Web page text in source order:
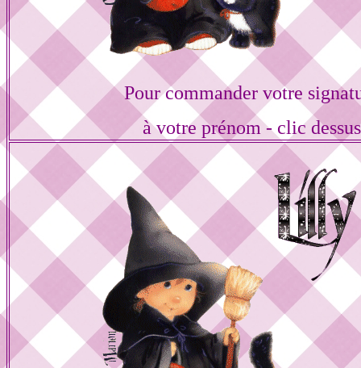
Pour commander votre
à votre prénom - clic dessus